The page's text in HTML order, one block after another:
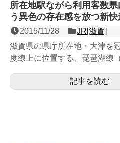
所在地駅ながら利用客数
う異色の存在感を放つ新快
2015/11/28
JR[滋賀]
滋賀県の県庁所在地・大津を
度線上に位置する、琵琶湖線
業から１世紀経つが、...
記事を読む